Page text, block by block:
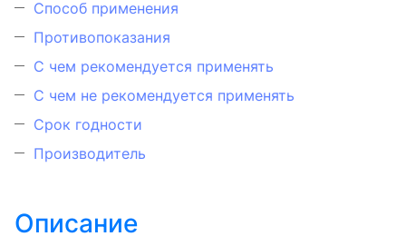
Способ применения
Противопоказания
С чем рекомендуется применять
С чем не рекомендуется применять
Срок годности
Производитель
Описание